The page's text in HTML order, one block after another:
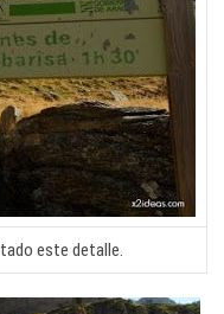
este detalle.